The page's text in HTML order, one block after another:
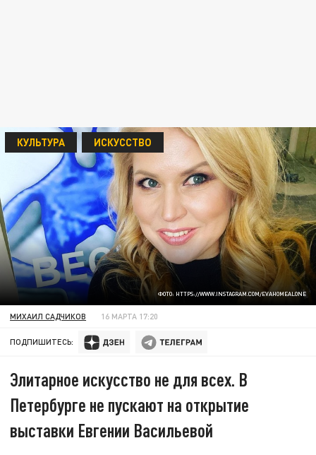
ФОТО: HTTPS://WWW.INSTAGRAM.COM/EVAHOMEALONE
КУЛЬТУРА ИСКУССТВО
МИХАИЛ САДЧИКОВ 16 МАРТА 17:20
ПОДПИШИТЕСЬ:
Элитарное искусство не для всех. В
Петербурге не пускают на открытие
выставки Евгении Васильевой